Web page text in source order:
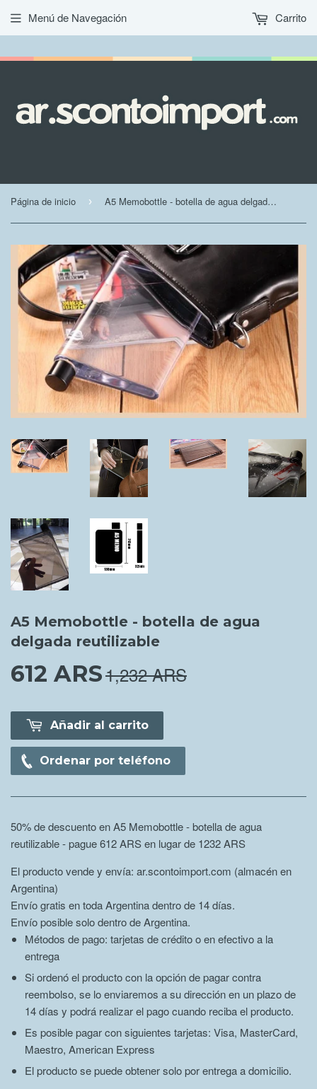
Menú de Navegación Carrito
Página de inicio › A5 Memobottle - botella de agua delgada reutilizable
A5 Memobottle - botella de agua
delgada reutilizable
612 ARS612.00 ARS
1,232 ARS
Añadir al carrito
Ordenar por teléfono
50% de descuento en A5 Memobottle - botella de agua
reutilizable - pague 612 ARS en lugar de 1232ARS
El producto vende y envía: ar.scontoimport.com (almacén en
Argentina)
Envío gratis en toda Argentina dentro de 14 días.
Envío posible solo dentro de Argentina.
Métodos de pago: tarjetas de crédito o en efectivo a la
entrega
Si ordenó el producto con la opción de pagar contra
reembolso, se lo enviaremos a su dirección en un plazo de
14 días y podrá realizar el pago cuando reciba el producto.
Es posible pagar con siguientes tarjetas: Visa, MasterCard,
Maestro, American Express
El producto se puede obtener solo por entrega a domicilio.